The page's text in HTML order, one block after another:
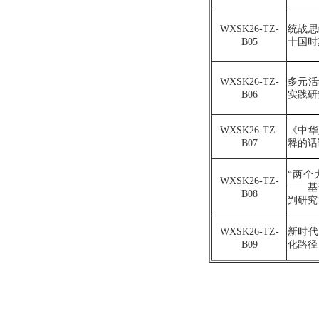
WXSK26-TZ-
B05
统战
十国
WXSK26-TZ-
B06
多元
实践
WXSK26-TZ-
B07
《中华
释的
WXSK26-TZ-
B08
“两个
——基
判研究
WXSK26-TZ-
B09
新时
化路径